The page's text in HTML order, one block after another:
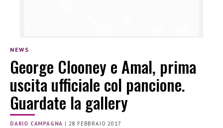
NEWS
George Clooney e Amal, prima
uscita ufficiale col pancione.
Guardate la gallery
DARIO CAMPAGNA | 28 FEBBRAIO 2017